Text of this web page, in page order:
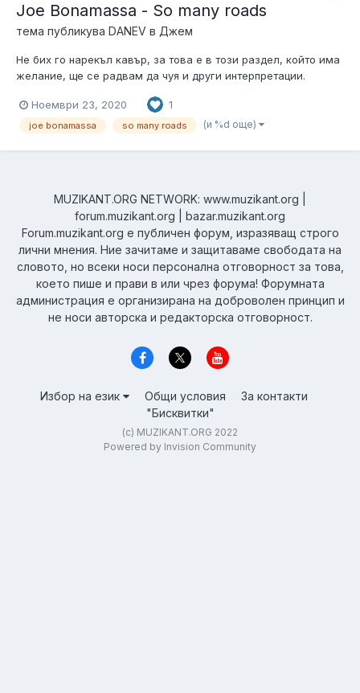
Joe Bonamassa - So many roads
тема публикува DANEV в Джем
Не бих го нарекъл кавър, за това е в този раздел, който има
желание, ще се радвам да чуя и други интерпретации.
Ноември 23, 2020 1
joe bonamassa so many roads (и %d още)
MUZIKANT.ORG NETWORK: www.muzikant.org |
forum.muzikant.org | bazar.muzikant.org
Forum.muzikant.org е публичен форум, изразяващ строго
лични мнения. Ние зачитаме и защитаваме свободата на
словото, но всеки носи персонална отговорност за това,
което пише и прави в или чрез форума! Форумната
администрация е организирана на доброволен принцип и
не носи авторска и редакторска отговорност.
Избор на език Общи условия
За контакти
"Бисквитки"
(c) MUZIKANT.ORG 2022
Powered by Invision Community